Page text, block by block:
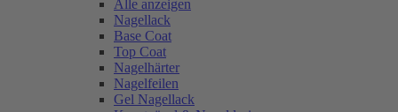
Alle anzeigen
Nagellack
Base Coat
Top Coat
Nagelhärter
Nagelfeilen
Gel Nagellack